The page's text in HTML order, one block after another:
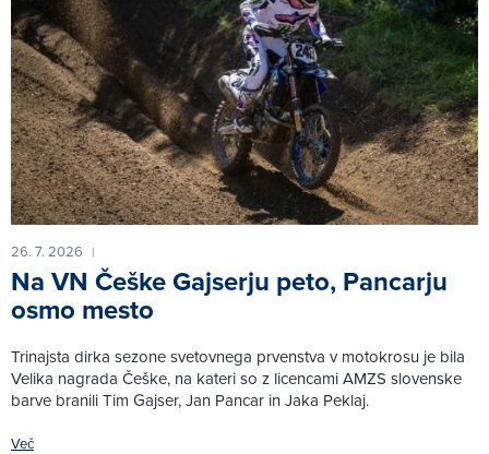
26. 7. 2026 |
Na VN Češke Gajserju peto, Pancarju
osmo mesto
Trinajsta dirka sezone svetovnega prvenstva v motokrosu je bila
Velika nagrada Češke, na kateri so z licencami AMZS slovenske
barve branili Tim Gajser, Jan Pancar in Jaka Peklaj.
Več